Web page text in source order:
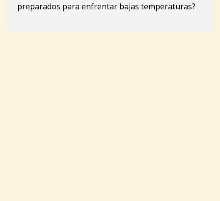
preparados para enfrentar bajas temperaturas?